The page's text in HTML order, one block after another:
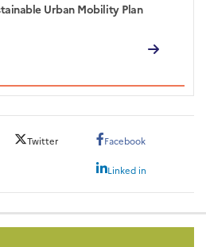
Urban Mobility Plan
Twitter Facebook
Linked in